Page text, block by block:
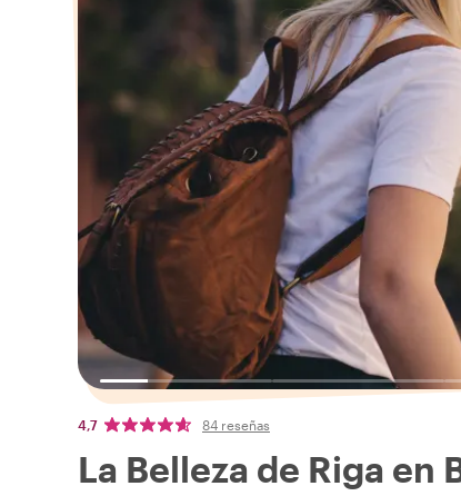
4,7 84 reseñas
La Belleza de Riga en